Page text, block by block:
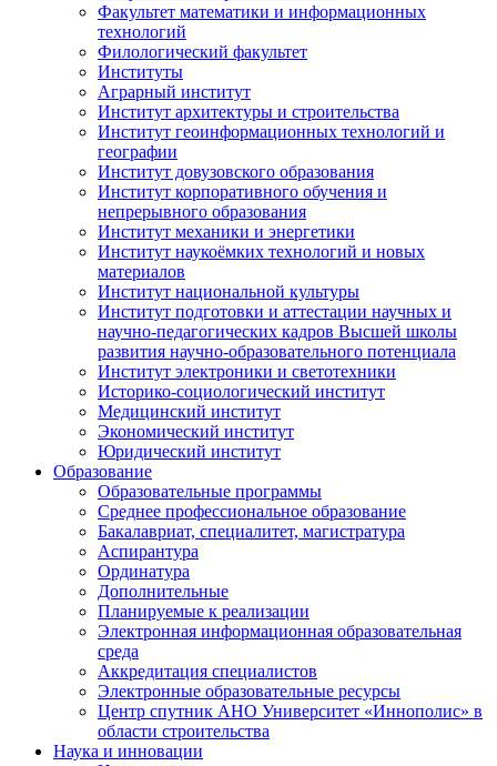
Факультет математики и информационных
технологий
Филологический факультет
Институты
Аграрный институт
Институт архитектуры и строительства
Институт геоинформационных технологий и
географии
Институт довузовского образования
Институт корпоративного обучения и
непрерывного образования
Институт механики и энергетики
Институт наукоёмких технологий и новых
материалов
Институт национальной культуры
Институт подготовки и аттестации научных и
научно-педагогических кадров Высшей школы
развития научно-образовательного потенциала
Институт электроники и светотехники
Историко-социологический институт
Медицинский институт
Экономический институт
Юридический институт
Образование
Образовательные программы
Среднее профессиональное образование
Бакалавриат, специалитет, магистратура
Аспирантура
Ординатура
Дополнительные
Планируемые к реализации
Электронная информационная образовательная
среда
Аккредитация специалистов
Электронные образовательные ресурсы
Центр спутник АНО Университет «Иннополис» в
области строительства
Наука и инновации